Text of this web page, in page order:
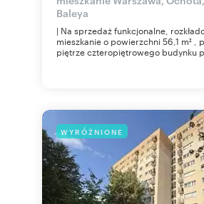
Baleya
| Na sprzedaż funkcjonalne,
mieszkanie o powierzchni 56,1 m² ,
piętrze czteropiętrowego budynku
WYRÓŻNIONE